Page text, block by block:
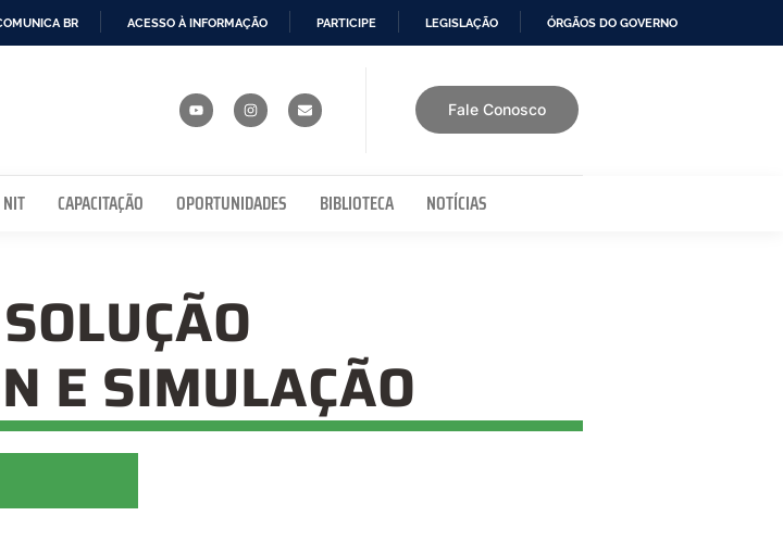
BR ACESSO À INFORMAÇÃO PARTICIPE LEGISLAÇÃO ÓRGÃOS DO GOVERNO
Fale Conosco
NIT CAPACITAÇÃO OPORTUNIDADES BIBLIOTECA NOTÍCIAS
E SIMULAÇÃO